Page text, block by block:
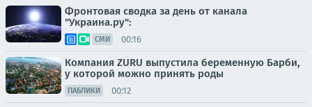
Фронтовая сводка за день от канала
"Украина.ру":
СМИ 00:16
Компания ZURU выпустила беременную Барби,
у которой можно принять роды
ПАБЛИКИ 00:12